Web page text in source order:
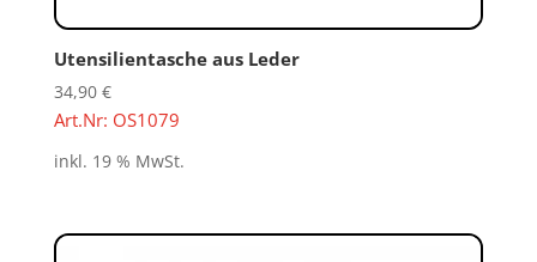
Utensilientasche aus Leder
34,90 €
Art.Nr: OS1079
inkl. 19 % MwSt.